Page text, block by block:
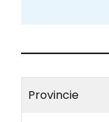
Provincie